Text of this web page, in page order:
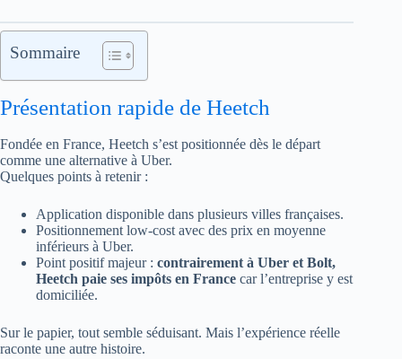
Sommaire
Présentation rapide de Heetch
Fondée en France, Heetch s’est positionnée dès le départ
comme une alternative à Uber.
Quelques points à retenir :
Application disponible dans plusieurs villes françaises.
Positionnement low-cost avec des prix en moyenne
inférieurs à Uber.
Point positif majeur : contrairement à Uber et Bolt,
Heetch paie ses impôts en France car l’entreprise y est
domiciliée.
Sur le papier, tout semble séduisant. Mais l’expérience réelle
raconte une autre histoire.